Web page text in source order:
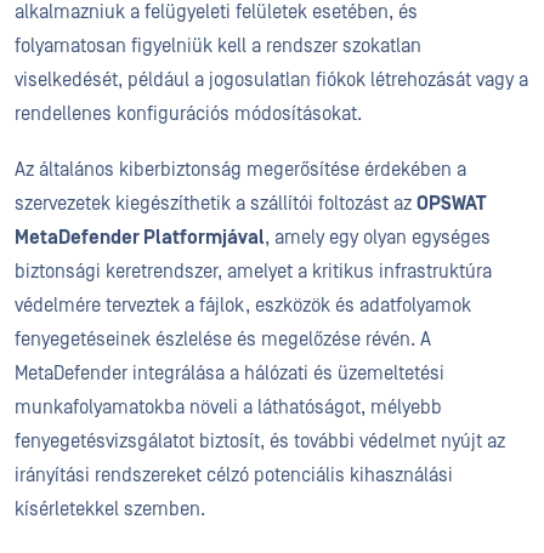
alkalmazniuk a felügyeleti felületek esetében, és
folyamatosan figyelniük kell a rendszer szokatlan
viselkedését, például a jogosulatlan fiókok létrehozását vagy a
rendellenes konfigurációs módosításokat.
Az általános kiberbiztonság megerősítése érdekében a
szervezetek kiegészíthetik a szállítói foltozást az OPSWAT
MetaDefender Platformjával, amely egy olyan egységes
biztonsági keretrendszer, amelyet a kritikus infrastruktúra
védelmére terveztek a fájlok, eszközök és adatfolyamok
fenyegetéseinek észlelése és megelőzése révén. A
MetaDefender integrálása a hálózati és üzemeltetési
munkafolyamatokba növeli a láthatóságot, mélyebb
fenyegetésvizsgálatot biztosít, és további védelmet nyújt az
irányítási rendszereket célzó potenciális kihasználási
kísérletekkel szemben.